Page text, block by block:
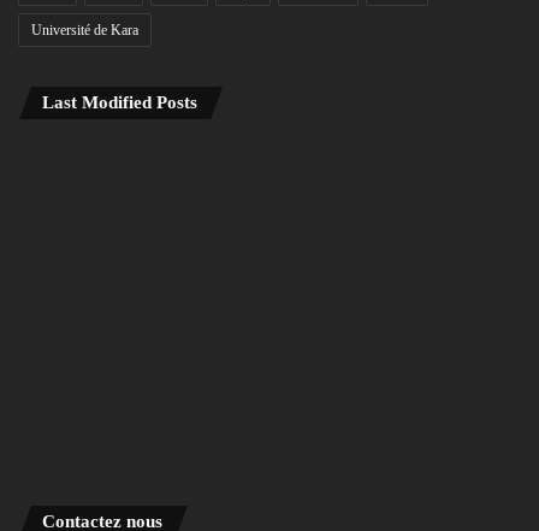
Université de Kara
Last Modified Posts
Contactez nous